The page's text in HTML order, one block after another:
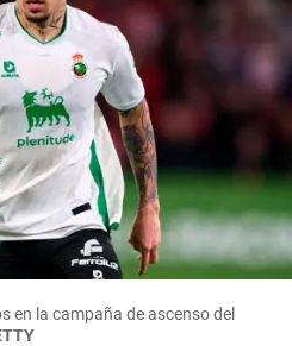
en la campaña de ascenso del